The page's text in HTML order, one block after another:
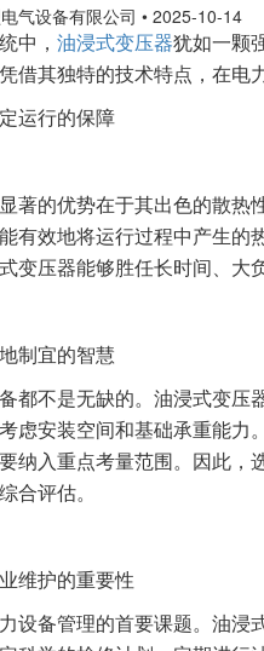
气设备有限公司 • 2025-10-14
中， 油浸式变压器犹如一颗
借其独特的技术特点，在电
运行的保障
著的优势在于其出色的散热
有效地将运行过程中产生的
变压器能够胜任长时间、大
制宜的智慧
都不是无缺的。油浸式变压
虑安装空间和基础承重能力
纳入重点考量范围。因此，
合评估。
维护的重要性
设备管理的首要课题。油浸